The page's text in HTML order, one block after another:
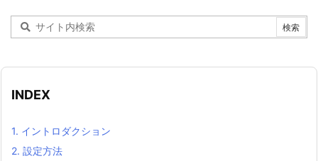
INDEX
1. イントロダクション
2. 設定方法